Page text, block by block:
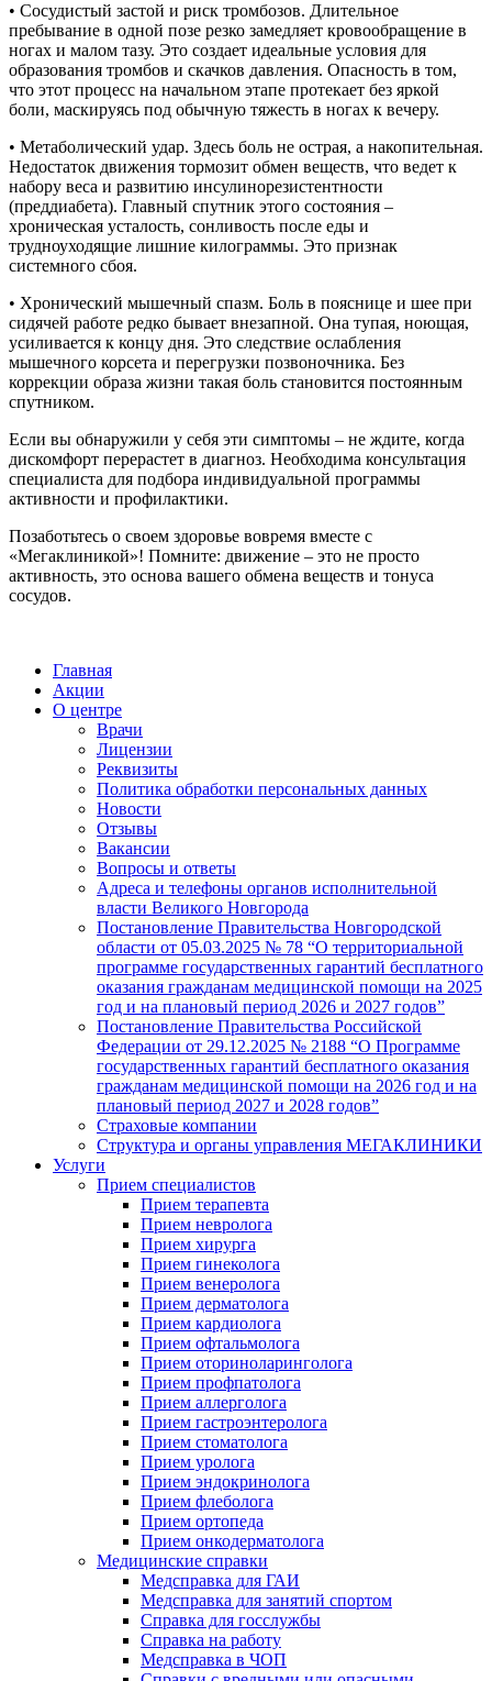
• Сосудистый застой и риск тромбозов. Длительное
пребывание в одной позе резко замедляет кровообращение в
ногах и малом тазу. Это создает идеальные условия для
образования тромбов и скачков давления. Опасность в том,
что этот процесс на начальном этапе протекает без яркой
боли, маскируясь под обычную тяжесть в ногах к вечеру.
• Метаболический удар. Здесь боль не острая, а накопительная.
Недостаток движения тормозит обмен веществ, что ведет к
набору веса и развитию инсулинорезистентности
(преддиабета). Главный спутник этого состояния –
хроническая усталость, сонливость после еды и
трудноуходящие лишние килограммы. Это признак
системного сбоя.
• Хронический мышечный спазм. Боль в пояснице и шее при
сидячей работе редко бывает внезапной. Она тупая, ноющая,
усиливается к концу дня. Это следствие ослабления
мышечного корсета и перегрузки позвоночника. Без
коррекции образа жизни такая боль становится постоянным
спутником.
Если вы обнаружили у себя эти симптомы – не ждите, когда
дискомфорт перерастет в диагноз. Необходима консультация
специалиста для подбора индивидуальной программы
активности и профилактики.
Позаботьтесь о своем здоровье вовремя вместе с
«Мегаклиникой»! Помните: движение – это не просто
активность, это основа вашего обмена веществ и тонуса
сосудов.
Главная
Акции
О центре
Врачи
Лицензии
Реквизиты
Политика обработки персональных данных
Новости
Отзывы
Вакансии
Вопросы и ответы
Адреса и телефоны органов исполнительной
власти Великого Новгорода
Постановление Правительства Новгородской
области от 05.03.2025 № 78 “О территориальной
программе государственных гарантий бесплатного
оказания гражданам медицинской помощи на 2025
год и на плановый период 2026 и 2027 годов”
Постановление Правительства Российской
Федерации от 29.12.2025 № 2188 “О Программе
государственных гарантий бесплатного оказания
гражданам медицинской помощи на 2026 год и на
плановый период 2027 и 2028 годов”
Страховые компании
Структура и органы управления МЕГАКЛИНИКИ
Услуги
Прием специалистов
Прием терапевта
Прием невролога
Прием хирурга
Прием гинеколога
Прием венеролога
Прием дерматолога
Прием кардиолога
Прием офтальмолога
Прием оториноларинголога
Прием профпатолога
Прием аллерголога
Прием гастроэнтеролога
Прием стоматолога
Прием уролога
Прием эндокринолога
Прием флеболога
Прием ортопеда
Прием онкодерматолога
Медицинские справки
Медсправка для ГАИ
Медсправка для занятий спортом
Справка для госслужбы
Справка на работу
Медсправка в ЧОП